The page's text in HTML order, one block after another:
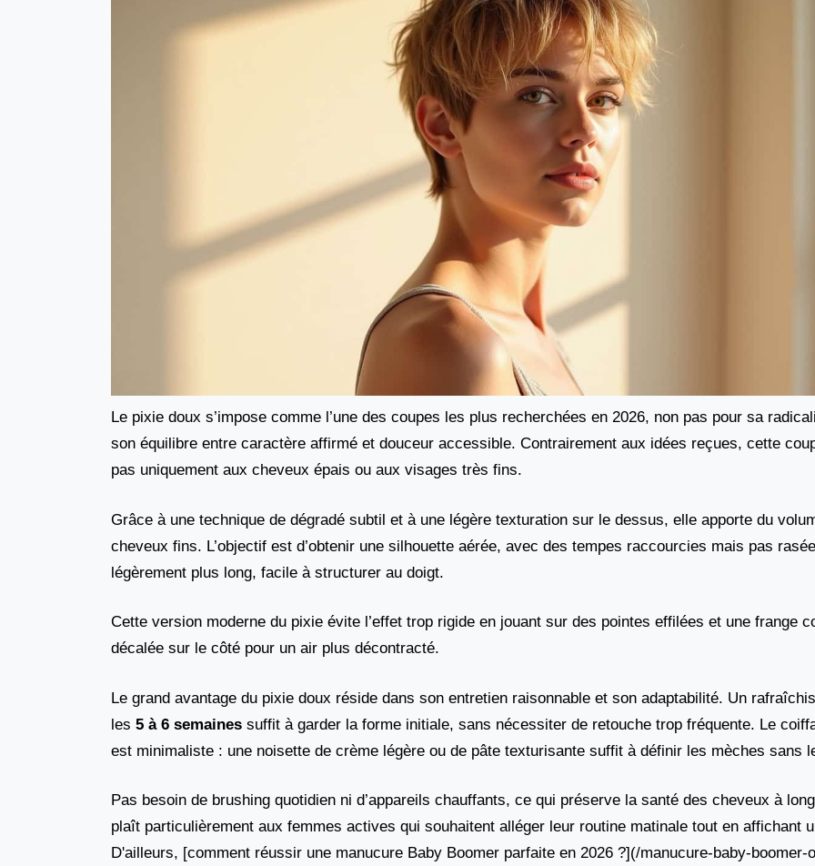
Le pixie doux s’impose comme l’une des coupes les plus recherchées en 2026, non pas pour sa
son équilibre entre caractère affirmé et douceur accessible. Contrairement aux idées reçues, cette
pas uniquement aux cheveux épais ou aux visages très fins.
Grâce à une technique de dégradé subtil et à une légère texturation sur le dessus, elle apporte du
cheveux fins. L’objectif est d’obtenir une silhouette aérée, avec des tempes raccourcies mais pas
légèrement plus long, facile à structurer au doigt.
Cette version moderne du pixie évite l’effet trop rigide en jouant sur des pointes effilées et une frange
décalée sur le côté pour un air plus décontracté.
Le grand avantage du pixie doux réside dans son entretien raisonnable et son adaptabilité. Un
les 5 à 6 semaines suffit à garder la forme initiale, sans nécessiter de retouche trop fréquente. Le
est minimaliste : une noisette de crème légère ou de pâte texturisante suffit à définir les mèches sans
Pas besoin de brushing quotidien ni d’appareils chauffants, ce qui préserve la santé des cheveux à
plaît particulièrement aux femmes actives qui souhaitent alléger leur routine matinale tout en affichant
D'ailleurs, [comment réussir une manucure Baby Boomer parfaite en 2026 ?](/manucure-baby-boomer-